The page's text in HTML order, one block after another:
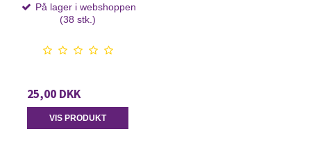
På lager i webshoppen
(38 stk.)
25,00 DKK
VIS PRODUKT